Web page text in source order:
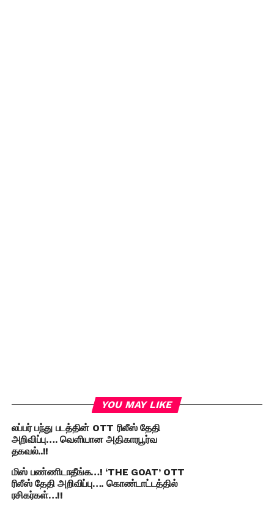
YOU MAY LIKE
லப்பர் பந்து படத்தின் OTT ரிலீஸ் தேதி
அறிவிப்பு…. வெளியான அதிகாரபூர்வ
தகவல்..!!
மிஸ் பண்ணிடாதீங்க…! ‘THE GOAT’ OTT
ரிலீஸ் தேதி அறிவிப்பு…. கொண்டாட்டத்தில்
ரசிகர்கள்…!!